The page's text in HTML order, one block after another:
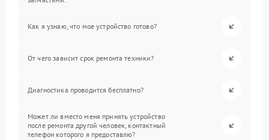
Как я узнаю, что мое устройство готово?
От чего зависит срок ремонта техники?
Диагностика проводится бесплатно?
Может ли вместо меня принять устройство
после ремонта другой человек, контактный
телефон которого я предоставлю?